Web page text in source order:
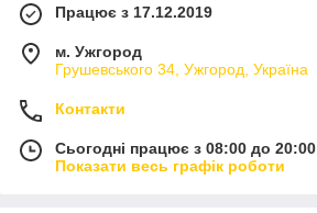
Працює з 17.12.2019
м. Ужгород
Грушевського 34, Ужгород, Україна
Контакти
Сьогодні працює з 08:00 до 20:00
Показати весь графік роботи